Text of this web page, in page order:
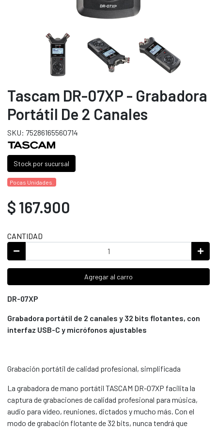
Tascam DR-07XP - Grabadora
Portátil De 2 Canales
SKU: 75286165560714
Stock por sucursal
Pocas Unidades.
$ 167.900
CANTIDAD
Agregar al carro
DR-07XP
Grabadora portátil de 2 canales y 32 bits flotantes, con
interfaz USB-C y micrófonos ajustables
Grabación portátil de calidad profesional, simplificada
La grabadora de mano portátil TASCAM DR-07XP facilita la
captura de grabaciones de calidad profesional para música,
audio para vídeo, reuniones, dictados y mucho más. Con el
modo de grabación flotante de 32 bits, nunca tendrá que